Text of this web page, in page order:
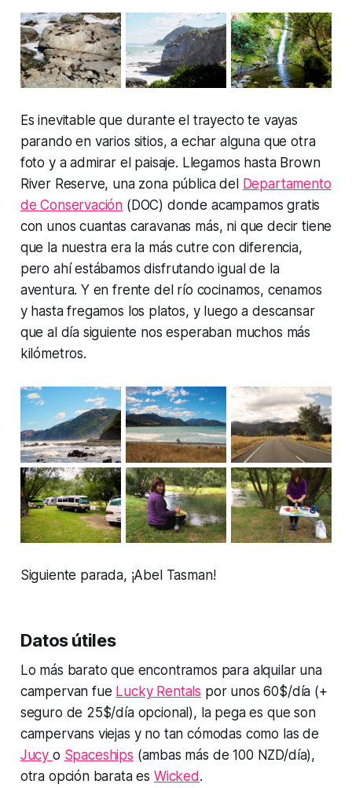
Es inevitable que durante el trayecto te vayas
parando en varios sitios, a echar alguna que otra
foto y a admirar el paisaje. Llegamos hasta Brown
River Reserve, una zona pública del
Departamento
de Conservación (DOC) donde acampamos gratis
con unos cuantas caravanas más, ni que decir tiene
que la nuestra era la más cutre con diferencia,
pero ahí estábamos disfrutando igual de la
aventura. Y en frente del río cocinamos, cenamos
y hasta fregamos los platos, y luego a descansar
que al día siguiente nos esperaban muchos más
kilómetros.
Siguiente parada, ¡Abel Tasman!
Datos útiles
Lo más barato que encontramos para alquilar una
campervan fue Lucky Rentals por unos 60$/día (+
seguro de 25$/día opcional), la pega es que son
campervans viejas y no tan cómodas como las de
Jucy o Spaceships (ambas más de 100 NZD/día),
otra opción barata es Wicked.